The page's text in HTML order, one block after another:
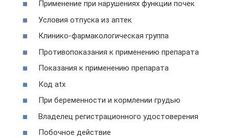
Применение при нарушениях функции почек
Условия отпуска из аптек
Клинико-фармакологическая группа
Противопоказания к применению препарата
Показания к применению препарата
Код atx
При беременности и кормлении грудью
Владелец регистрационного удостоверения
Побочное действие